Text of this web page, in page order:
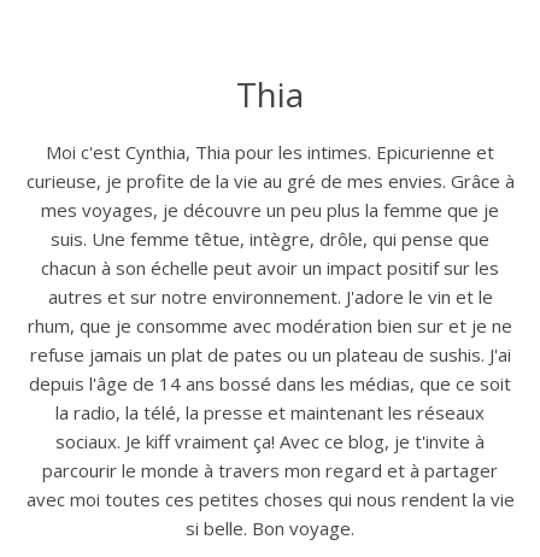
Thia
Moi c'est Cynthia, Thia pour les intimes. Epicurienne et
curieuse, je profite de la vie au gré de mes envies. Grâce à
mes voyages, je découvre un peu plus la femme que je
suis. Une femme têtue, intègre, drôle, qui pense que
chacun à son échelle peut avoir un impact positif sur les
autres et sur notre environnement. J'adore le vin et le
rhum, que je consomme avec modération bien sur et je ne
refuse jamais un plat de pates ou un plateau de sushis. J'ai
depuis l'âge de 14 ans bossé dans les médias, que ce soit
la radio, la télé, la presse et maintenant les réseaux
sociaux. Je kiff vraiment ça! Avec ce blog, je t'invite à
parcourir le monde à travers mon regard et à partager
avec moi toutes ces petites choses qui nous rendent la vie
si belle. Bon voyage.